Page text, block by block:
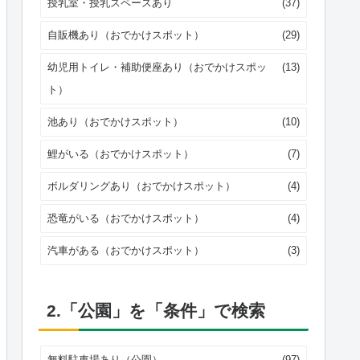
授乳室・授乳スペースあり (37)
自販機あり（おでかけスポット） (29)
幼児用トイレ・補助便座あり（おでかけスポッ
ト）
(13)
池あり（おでかけスポット） (10)
鯉がいる（おでかけスポット） (7)
ボルダリングあり（おでかけスポット） (4)
恐竜がいる（おでかけスポット） (4)
汽車がある（おでかけスポット） (3)
2.「公園」を「条件」で検索